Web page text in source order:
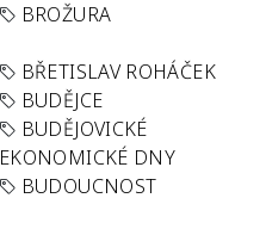
BROŽURA
BŘETISLAV ROHÁČEK
BUDĚJCE
BUDĚJOVICKÉ
EKONOMICKÉ DNY
BUDOUCNOST